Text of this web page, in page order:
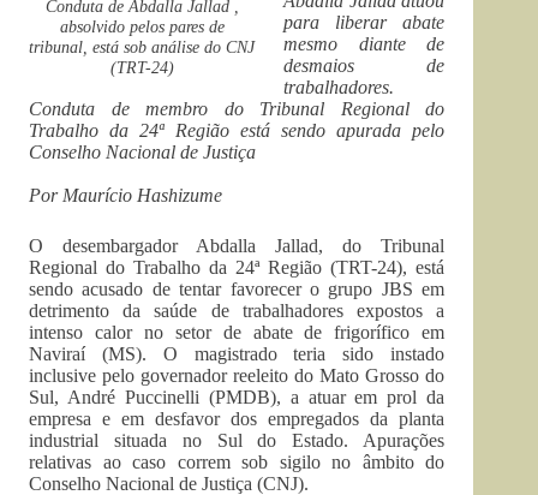
Conduta de Abdalla Jallad ,
absolvido pelos pares de
tribunal, está sob análise do CNJ
(TRT-24)
para liberar abate
mesmo diante de
desmaios de
trabalhadores.
Conduta de membro do Tribunal Regional do
Trabalho da 24ª Região está sendo apurada pelo
Conselho Nacional de Justiça
Por Maurício Hashizume
O desembargador Abdalla Jallad, do Tribunal
Regional do Trabalho da 24ª Região (TRT-24), está
sendo acusado de tentar favorecer o grupo JBS em
detrimento da saúde de trabalhadores expostos a
intenso calor no setor de abate de frigorífico em
Naviraí (MS). O magistrado teria sido instado
inclusive pelo governador reeleito do Mato Grosso do
Sul, André Puccinelli (PMDB), a atuar em prol da
empresa e em desfavor dos empregados da planta
industrial situada no Sul do Estado. Apurações
relativas ao caso correm sob sigilo no âmbito do
Conselho Nacional de Justiça (CNJ).